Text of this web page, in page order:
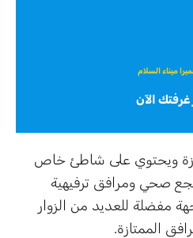
ميناء السلام
الآن
ويحتوي على شاطئ خاص
صحي ومرافق ترفيهية
9.1 وهو وجهة مفضلة للعديد من الزوار
الممتازة.